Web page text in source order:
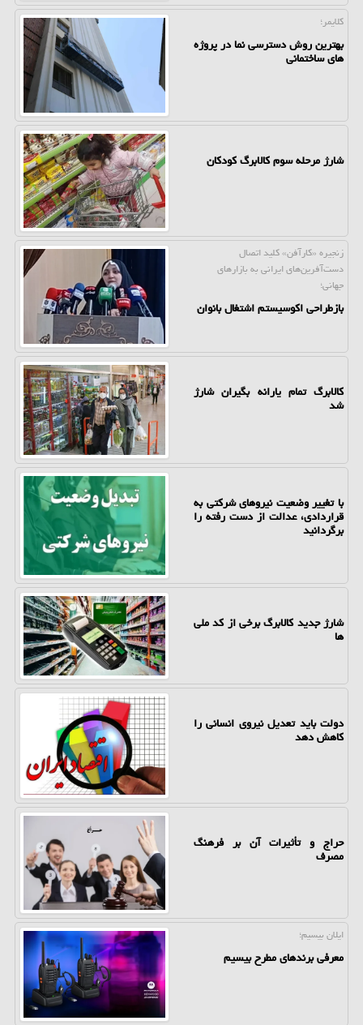
کلایمر؛
بهترین روش دسترسی نما در پروژه
های ساختمانی
شارژ مرحله سوم کالابرگ کودکان
زنجیره «كارآفن» كلید اتصال
دست‌آفرین‌های ایرانی به بازارهای
جهانی؛
بازطراحی اکوسیستم اشتغال بانوان
کالابرگ تمام یارانه بگیران شارژ
شد
با تغییر وضعیت نیروهای شرکتی به
قراردادی، عدالت از دست رفته را
برگردانید
شارژ جدید کالابرگ برخی از کد ملی
ها
دولت باید تعدیل نیروی انسانی را
کاهش دهد
حراج و تأثیرات آن بر فرهنگ
مصرف
ایلان بیسیم؛
معرفی برندهای مطرح بیسیم